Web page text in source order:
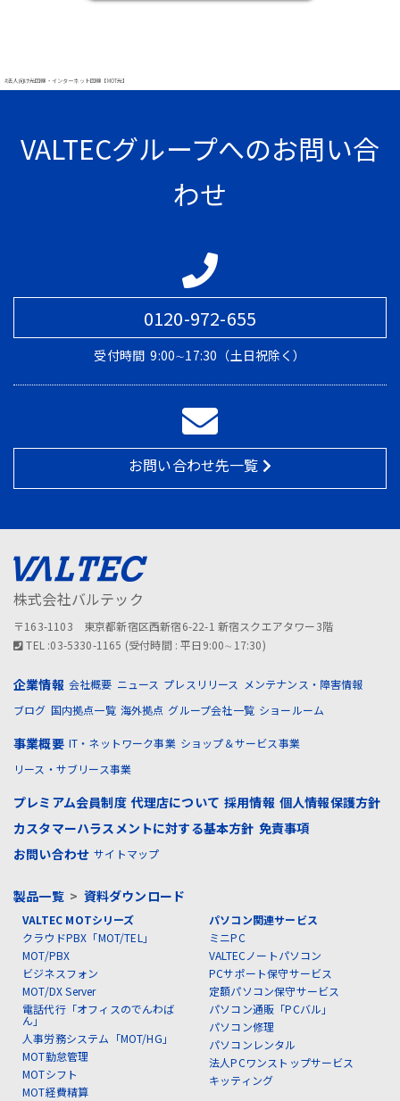
#法人向け光回線・インターネット回線【MOT光】
VALTECグループへのお問い合
わせ
0120-972-655
受付時間 9:00∼17:30（土日祝除く）
お問い合わせ先一覧
株式会社バルテック
〒163-1103 東京都新宿区西新宿6-22-1 新宿スクエアタワー3階
TEL :03-5330-1165 (受付時間 : 平日9:00∼17:30)
企業情報 会社概要 ニュース プレスリリース
メンテナンス・障害情報
ブログ 国内拠点一覧 海外拠点 グループ会社一覧 ショールーム
事業概要 IT・ネットワーク事業 ショップ＆サービス事業
リース・サブリース事業
プレミアム会員制度 代理店について 採用情報 個人情報保護方針
カスタマーハラスメントに対する基本方針 免責事項
お問い合わせ サイトマップ
製品一覧> 資料ダウンロード
VALTEC MOTシリーズ
クラウドPBX「MOT/TEL」
MOT/PBX
ビジネスフォン
MOT/DX Server
電話代行「オフィスのでんわば
ん」
人事労務システム「MOT/HG」
MOT勤怠管理
MOTシフト
MOT経費精算
パソコン関連サービス
ミニPC
VALTECノートパソコン
PCサポート保守サービス
定額パソコン保守サービス
パソコン通販「PCバル」
パソコン修理
パソコンレンタル
法人PCワンストップサービス
キッティング